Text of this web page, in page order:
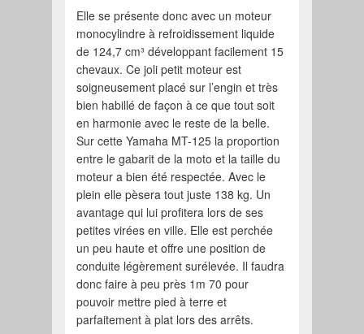
Elle se présente donc avec un moteur
monocylindre à refroidissement liquide
de 124,7 cm³ développant facilement 15
chevaux. Ce joli petit moteur est
soigneusement placé sur l’engin et très
bien habillé de façon à ce que tout soit
en harmonie avec le reste de la belle.
Sur cette Yamaha MT-125 la proportion
entre le gabarit de la moto et la taille du
moteur a bien été respectée. Avec le
plein elle pèsera tout juste 138 kg. Un
avantage qui lui profitera lors de ses
petites virées en ville. Elle est perchée
un peu haute et offre une position de
conduite légèrement surélevée. Il faudra
donc faire à peu près 1m 70 pour
pouvoir mettre pied à terre et
parfaitement à plat lors des arrêts.